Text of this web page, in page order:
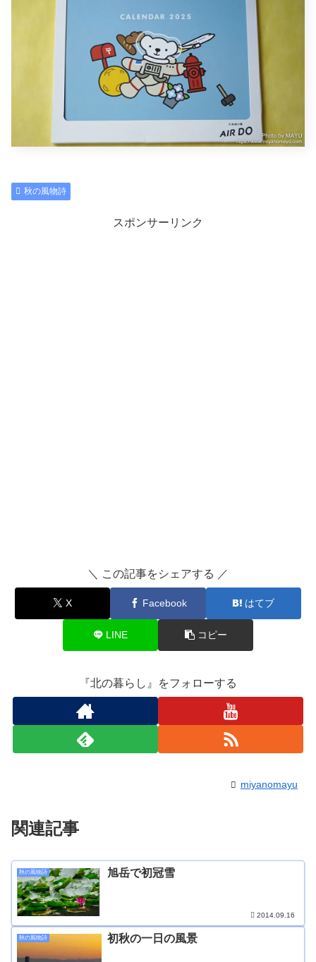
秋の風物詩
スポンサーリンク
＼ この記事をシェアする ／
X Facebook はてブ
LINE コピー
『北の暮らし』をフォローする
miyanomayu
関連記事
秋の風物詩 旭岳で初冠雪
2014.09.16
秋の風物詩 初秋の一日の風景